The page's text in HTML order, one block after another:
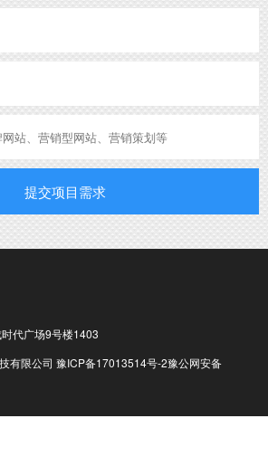
提交项目需求
代广场9号楼1403
有限公司 豫ICP备17013514号-2豫公网安备